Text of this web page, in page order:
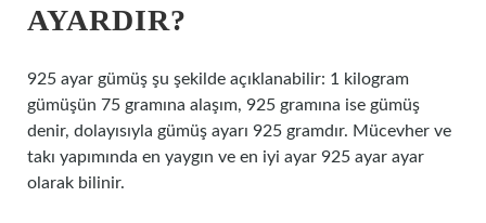
AYARDIR?
925 ayar gümüş şu şekilde açıklanabilir: 1 kilogram
gümüşün 75 gramına alaşım, 925 gramına ise gümüş
denir, dolayısıyla gümüş ayarı 925 gramdır. Mücevher ve
takı yapımında en yaygın ve en iyi ayar 925 ayar ayar
olarak bilinir.